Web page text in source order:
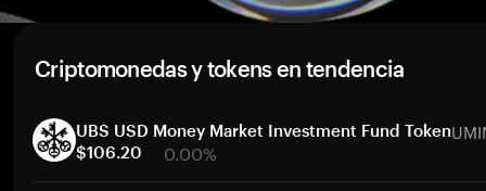
Criptomonedas y tokens en tendencia
UBS USD Money Market Investment Fund Token
$106.20 0.00%